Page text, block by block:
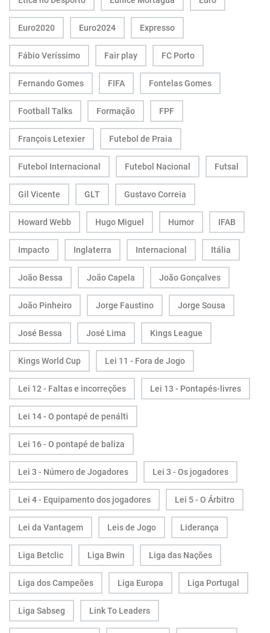
Euro2020 Euro2024 Expresso
Fábio Veríssimo Fair play FC Porto
Fernando Gomes FIFA Fontelas Gomes
Football Talks Formação FPF
François Letexier Futebol de Praia
Futebol Internacional Futebol Nacional Futsal
Gil Vicente GLT Gustavo Correia
Howard Webb Hugo Miguel Humor IFAB
Impacto Inglaterra Internacional Itália
João Bessa João Capela João Gonçalves
João Pinheiro Jorge Faustino Jorge Sousa
José Bessa José Lima Kings League
Kings World Cup Lei 11 - Fora de Jogo
Lei 12 - Faltas e incorreções Lei 13 - Pontapés-livres
Lei 14 - O pontapé de penálti
Lei 16 - O pontapé de baliza
Lei 3 - Número de Jogadores Lei 3 - Os jogadores
Lei 4 - Equipamento dos jogadores Lei 5 - O Árbitro
Lei da Vantagem Leis de Jogo Liderança
Liga Betclic Liga Bwin Liga das Nações
Liga dos Campeões Liga Europa Liga Portugal
Liga Sabseg Link To Leaders